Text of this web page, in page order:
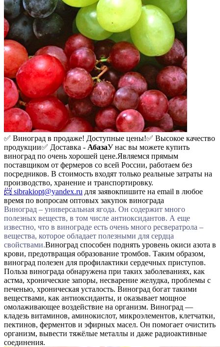
✅ Виноград в продаже! Доступные цены!✅ Высокое качество
продукции✅ Доставка - АбазаУ нас вы можете купить
виноград по очень хорошей цене.Являемся прямым
поставщиком от фермеров со всей России, работаем без
посредников. В стоимость входят только реальные затраты на
производство, хранение и транспортировку.
📨 sibrakiopt@yandex.ru для заявокпишите на email в любое
время по вопросам оптовых закупок винограда
Виноград – универсальная ягода. Он содержит много
полезных веществ, в том числе антиоксидантов. А еще
известно, что в винограде есть очень много ресвератрола –
вещества, которое обладает полезными для сердца
свойствами.Виноград способен поднять уровень окиси азота в
крови, предотвращая образование тромбов. Таким образом,
виноград полезен для профилактики сердечных приступов.
Польза винограда обнаружена при таких заболеваниях, как
астма, хронические запоры, несварение желудка, проблемы с
печенью, хроническая усталость. Виноград богат такими
веществами, как антиоксиданты, и оказывает мощное
омолаживающее воздействие на организм. Виноград —
кладезь витаминов, аминокислот, микроэлементов, клетчатки,
пектинов, ферментов и эфирных масел. Он помогает очистить
организм, вывести тяжёлые металлы и даже радиоактивные
соединения.